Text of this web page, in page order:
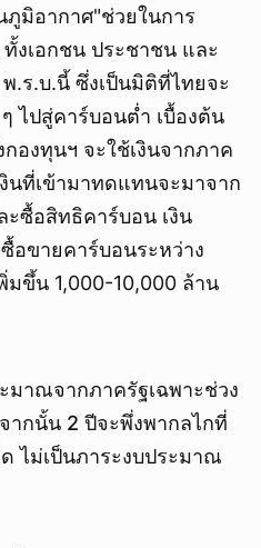
มิอากาศ"ช่วยในการ
งเอกชน ประชาชน และ
.ร.บ.นี้ ซึ่งเป็นมิติที่ไทยจะ
ไปสู่คาร์บอนต่ำ เบื้องต้น
องทุนฯ จะใช้เงินจากภาค
นที่เข้ามาทดแทนจะมาจาก
ซื้อสิทธิคาร์บอน เงิน
อขายคาร์บอนระหว่าง
มขึ้น 1,000-10,000 ล้าน
มาณจากภาครัฐเฉพาะช่วง
ากนั้น 2 ปีจะพึ่งพากลไกที่
ไม่เป็นภาระงบประมาณ